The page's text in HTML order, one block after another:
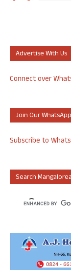
Advertise With Us
Connect over
Join Our
Subscribe to
Search